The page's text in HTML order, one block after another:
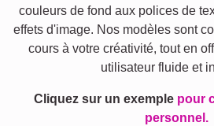
couleurs de fond aux polices de
effets d'image. Nos modèles sont
cours à votre créativité, tout en
utilisateur fluide et
Cliquez sur un exemple pour
personnel.